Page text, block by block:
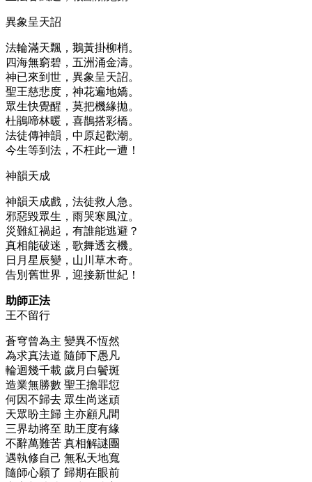
異象呈天詔
法輪滿天飄，鵝黃掛柳梢。
四海無窮碧，五洲涌金濤。
神已來到世，異象呈天詔。
聖王慈悲度，神花遍地嬌。
眾生快覺醒，莫把機緣拋。
杜鵑啼林暖，喜鵲搭彩橋。
法徒傳神韻，中原起歡潮。
今生等到法，不枉此一遭！
神韻天成
神韻天成戲，法徒救人急。
邪惡毀眾生，雨哭寒風泣。
災難紅禍起，有誰能逃避？
真相能破迷，歌舞透玄機。
日月星辰變，山川草木奇。
告別舊世界，迎接新世紀！
助師正法
王不留行
蒼穹曾為主 變異不恆然
為求真法道 隨師下愚凡
輪迴幾千載 歲月白鬢斑
造業無勝數 聖王擔罪愆
何因不歸去 眾生尚迷頑
天眾盼主歸 主亦顧凡間
三界劫將至 助王度有緣
不辭萬難苦 真相解謎團
遇執修自己 無私天地寬
隨師心願了 歸期在眼前